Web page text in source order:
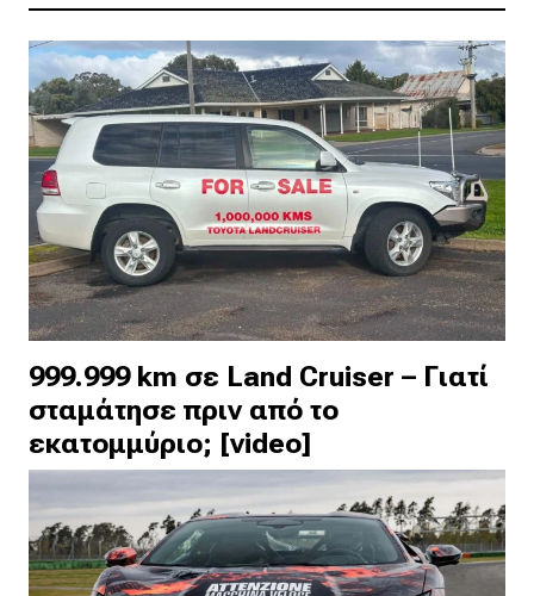
999.999 km σε Land Cruiser – Γιατί
σταμάτησε πριν από το
εκατομμύριο; [video]